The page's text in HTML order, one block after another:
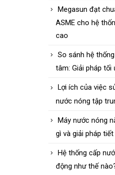
Megasun đạt
ASME cho hệ
cao
So sánh hệ
tâm: Giải pháp
Lợi ích của việc
nước nóng tập
Máy nước nóng
gì và giải pháp
Hệ thống cấp
động như thế